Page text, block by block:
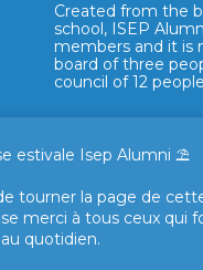
Created from the
school, ISEP
members and it is
board of three
council of 12 people
estivale Isep Alumni ⛱️
tourner la page de
merci à tous ceux qui
quotidien.